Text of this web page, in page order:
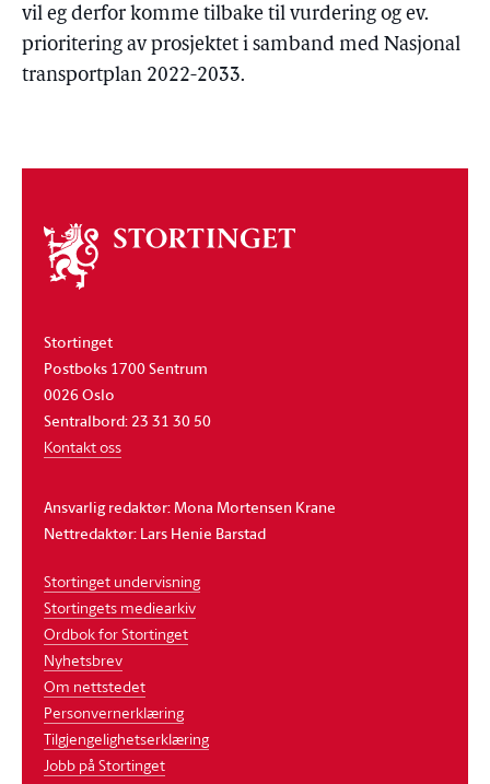
vil eg derfor komme tilbake til vurdering og ev.
prioritering av prosjektet i samband med Nasjonal
transportplan 2022-2033.
Om
stortinget
Stortinget
Postboks 1700 Sentrum
0026 Oslo
Sentralbord: 23 31 30 50
Kontakt oss
Ansvarlig redaktør: Mona Mortensen Krane
Nettredaktør: Lars Henie Barstad
Stortinget undervisning
Stortingets mediearkiv
Ordbok for Stortinget
Nyhetsbrev
Om nettstedet
Personvernerklæring
Tilgjengelighetserklæring
Jobb på Stortinget